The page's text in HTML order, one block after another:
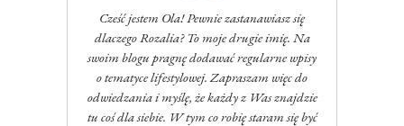
Cześć jestem Ola! Pewnie zastanawiasz się
dlaczego Rozalia? To moje drugie imię. Na
swoim blogu pragnę dodawać regularne wpisy
o tematyce lifestylowej. Zapraszam więc do
odwiedzania i myślę, że każdy z Was znajdzie
tu coś dla siebie. W tym co robię staram się być